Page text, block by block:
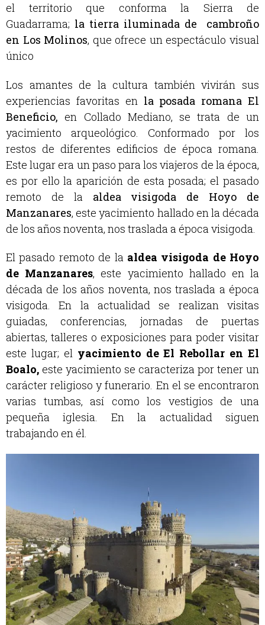
el territorio que conforma la Sierra de
Guadarrama; la tierra iluminada de cambroño
en Los Molinos, que ofrece un espectáculo visual
único
Los amantes de la cultura también vivirán sus
experiencias favoritas en la posada romana El
Beneficio,en Collado Mediano, se trata de un
yacimiento arqueológico. Conformado por los
restos de diferentes edificios de época romana.
Este lugar era un paso para los viajeros de la época,
es por ello la aparición de esta posada; el pasado
remoto de la aldea visigoda de Hoyo de
Manzanares, este yacimiento hallado en la década
de los años noventa, nos traslada a época visigoda.
El pasado remoto de la aldea visigoda de Hoyo
de Manzanares, este yacimiento hallado en la
década de los años noventa, nos traslada a época
visigoda.
En la actualidad se realizan visitas
guiadas, conferencias, jornadas de puertas
abiertas, talleres o exposiciones para poder visitar
este lugar; el yacimiento de El Rebollar en El
Boalo, este yacimiento se caracteriza por tener un
carácter religioso y funerario. En el se encontraron
varias tumbas, así como los vestigios de una
pequeña iglesia. En la actualidad siguen
trabajando en él.